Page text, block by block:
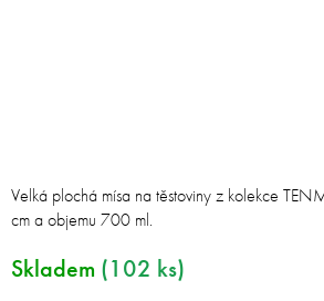
Skladem (102 ks)
Velká plochá mísa na těstoviny z kolekce
cm a objemu 700 ml.